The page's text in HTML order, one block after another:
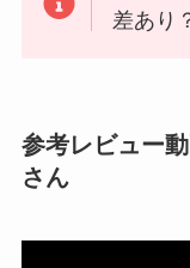
差あり
参考レビュー
さん